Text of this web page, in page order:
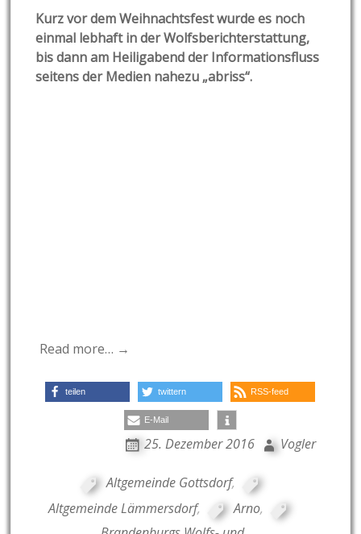
Kurz vor dem Weihnachtsfest wurde es noch
einmal lebhaft in der Wolfsberichterstattung,
bis dann am Heiligabend der Informationsfluss
seitens der Medien nahezu „abriss“.
Read more… →
teilen twittern RSS-feed
E-Mail
25. Dezember 2016 Vogler
Altgemeinde Gottsdorf,
Altgemeinde Lämmersdorf, Arno,